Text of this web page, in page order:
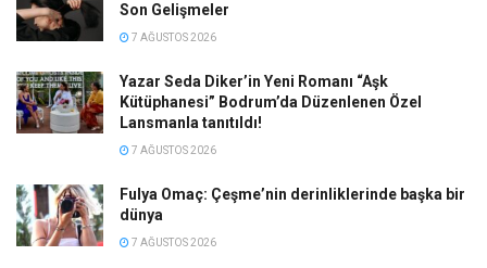
Son Gelişmeler
7 AĞUSTOS 2026
Yazar Seda Diker’in Yeni Romanı “Aşk
Kütüphanesi” Bodrum’da Düzenlenen Özel
Lansmanla tanıtıldı!
7 AĞUSTOS 2026
Fulya Omaç: Çeşme’nin derinliklerinde başka bir
dünya
7 AĞUSTOS 2026